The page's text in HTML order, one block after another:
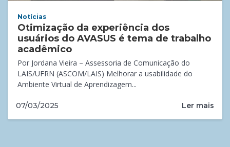
Notícias
Otimização da experiência dos
usuários do AVASUS é tema de trabalho
acadêmico
Por Jordana Vieira – Assessoria de Comunicação do
LAIS/UFRN (ASCOM/LAIS) Melhorar a usabilidade do
Ambiente Virtual de Aprendizagem...
07/03/2025 Ler mais